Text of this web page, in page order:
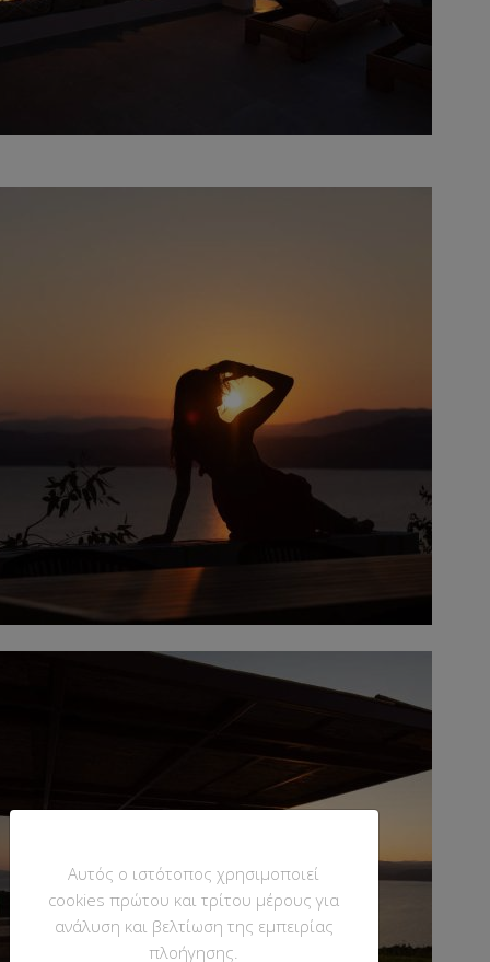
Αυτός ο ιστότοπος χρησιμοποιεί
cookies πρώτου και τρίτου μέρους για
ανάλυση και βελτίωση της εμπειρίας
πλοήγησης.